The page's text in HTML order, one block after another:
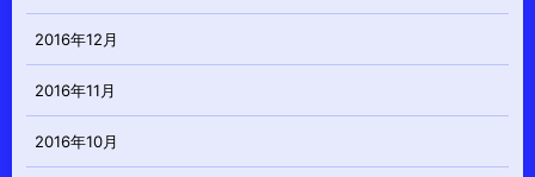
2016年12月
2016年11月
2016年10月